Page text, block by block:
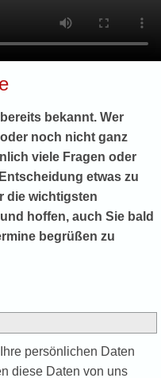
bekannt. Wer
noch nicht ganz
viele Fragen oder
etwas zu
die wichtigsten
hoffen, auch Sie bald
begrüßen zu
persönlichen Daten
diese Daten von uns